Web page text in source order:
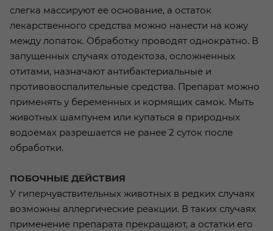
слегка массируют ее основание, а остаток
лекарственного средства можно нанести на кожу
между лопаток. Обработку проводят однократно. В
запущенных случаях отодектоза, осложненных
отитами, назначают антибактериальные и
противовоспалительные средства. Препарат можно
применять у беременных и кормящих самок. Мыть
животных шампунем или купаться в природных
водоемах разрешается не ранее 2 суток после
обработки.
ПОБОЧНЫЕ ДЕЙСТВИЯ
У гиперчувствительных животных в редких случаях
возможны аллергические реакции. В таких случаях
применение препарата прекращают, а остатки его